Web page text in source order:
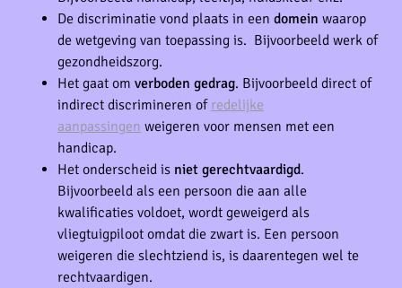
De discriminatie vond plaats in een domein waarop
de wetgeving van toepassing is. Bijvoorbeeld werk of
gezondheidszorg.
Het gaat om verboden gedrag. Bijvoorbeeld direct of
indirect discrimineren of redelijke
aanpassingen weigeren voor mensen met een
handicap.
Het onderscheid is niet gerechtvaardigd.
Bijvoorbeeld als een persoon die aan alle
kwalificaties voldoet, wordt geweigerd als
vliegtuigpiloot omdat die zwart is. Een persoon
weigeren die slechtziend is, is daarentegen wel te
rechtvaardigen.